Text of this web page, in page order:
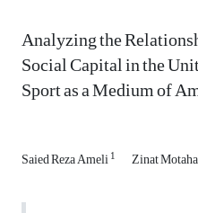
Analyzing the
Social Capital in the
Sport as a Medium of
Saied Reza Ameli1 Zinat